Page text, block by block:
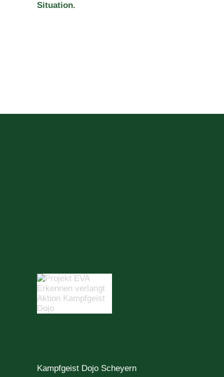
Situation.
Kampfgeist Dojo Scheyern